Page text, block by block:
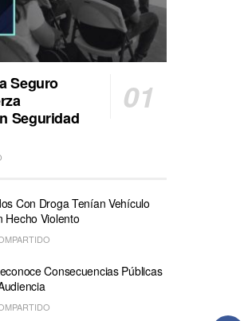
Seguro
Seguridad
Con Droga Tenían Vehículo
Hecho Violento
Consecuencias Públicas